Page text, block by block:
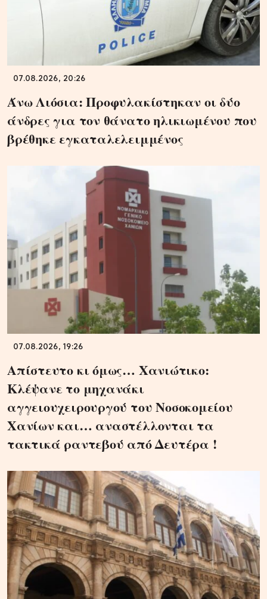
07.08.2026, 20:26
Άνω Λιόσια: Προφυλακίστηκαν οι δύο
άνδρες για τον θάνατο ηλικιωμένου που
βρέθηκε εγκαταλελειμμένος
07.08.2026, 19:26
Απίστευτο κι όμως… Χανιώτικο:
Κλέψανε το μηχανάκι
αγγειουχειρουργού του Νοσοκομείου
Χανίων και… αναστέλλονται τα
τακτικά ραντεβού από Δευτέρα !